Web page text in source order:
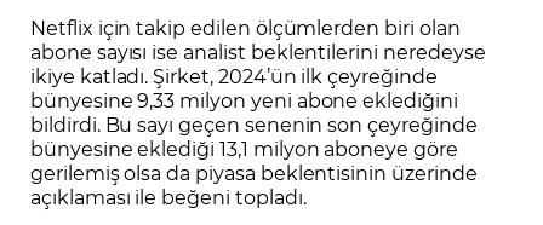
Netflix için takip edilen ölçümlerden biri olan
abone sayısı ise analist beklentilerini neredeyse
ikiye katladı. Şirket, 2024’ün ilk çeyreğinde
bünyesine 9,33 milyon yeni abone eklediğini
bildirdi. Bu sayı geçen senenin son çeyreğinde
bünyesine eklediği 13,1 milyon aboneye göre
gerilemiş olsa da piyasa beklentisinin üzerinde
açıklaması ile beğeni topladı.